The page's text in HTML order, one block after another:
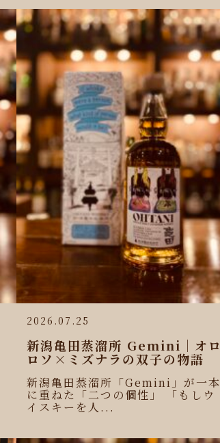
2026.07.25
新潟亀田蒸溜所 Gemini｜オロ
ロソ×ミズナラの双子の物語
新潟亀田蒸溜所「Gemini」が一本
に重ねた「二つの個性」 「もしウ
イスキーを人...